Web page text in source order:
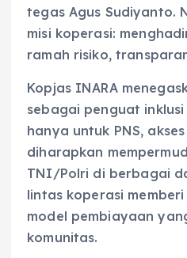
tegas Agus Sudiyanto.
misi koperasi:
ramah risiko,
Kopjas INARA
sebagai penguat
hanya untuk PNS,
diharapkan
TNI/Polri di berbagai
lintas koperasi
model pembiayaan
komunitas.